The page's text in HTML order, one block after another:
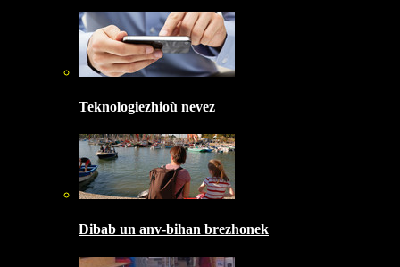
Teknologiezhioù nevez
Dibab un anv-bihan brezhonek